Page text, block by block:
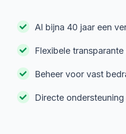
Al bijna 40 jaar een
Flexibele
Beheer voor vast
Directe